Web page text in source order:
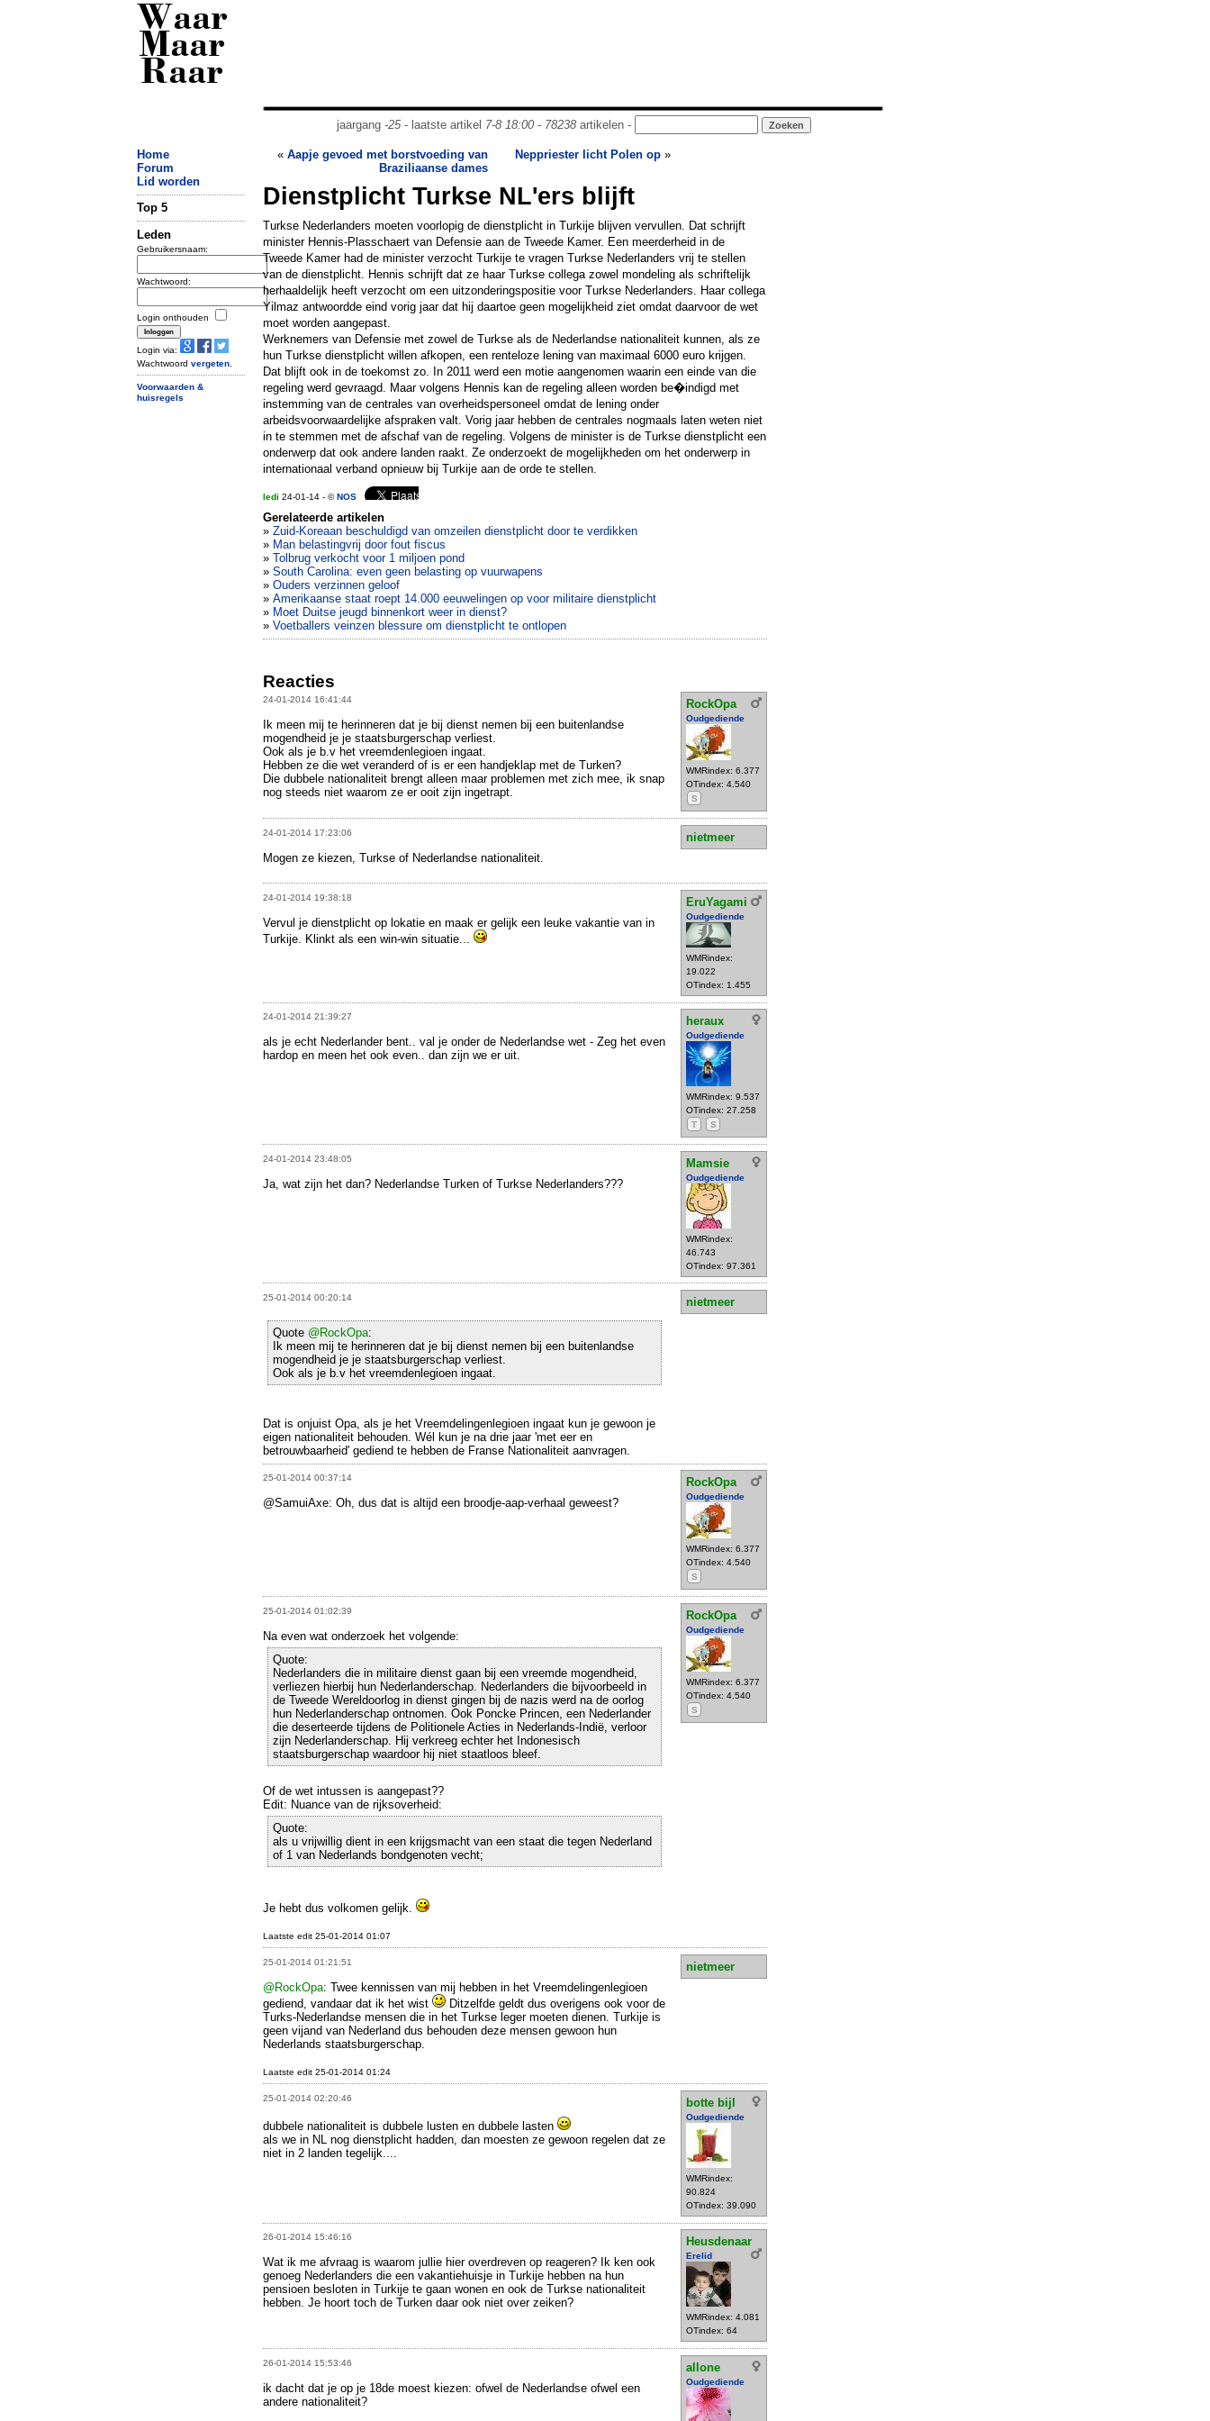
Waar
Maar
Raar
jaargang -25- laatste artikel 7-8 18:00- 78238artikelen -
Home
Forum
Lid worden
Top 5
Leden
Gebruikersnaam:
Wachtwoord:
Login onthouden
Login via:
Wachtwoord vergeten
Voorwaarden &
huisregels
« Aapje gevoed met borstvoeding van
Braziliaanse dames
Neppriester licht Polen op »
Dienstplicht Turkse NL'ers blijft
Turkse Nederlanders moeten voorlopig de dienstplicht in Turkije blijven vervullen. Dat schrijft
minister Hennis-Plasschaert van Defensie aan de Tweede Kamer. Een meerderheid in de
Tweede Kamer had de minister verzocht Turkije te vragen Turkse Nederlanders vrij te stellen
van de dienstplicht. Hennis schrijft dat ze haar Turkse collega zowel mondeling als schriftelijk
herhaaldelijk heeft verzocht om een uitzonderingspositie voor Turkse Nederlanders. Haar collega
Yilmaz antwoordde eind vorig jaar dat hij daartoe geen mogelijkheid ziet omdat daarvoor de wet
moet worden aangepast.
Werknemers van Defensie met zowel de Turkse als de Nederlandse nationaliteit kunnen, als ze
hun Turkse dienstplicht willen afkopen, een renteloze lening van maximaal 6000 euro krijgen.
Dat blijft ook in de toekomst zo. In 2011 werd een motie aangenomen waarin een einde van die
regeling werd gevraagd. Maar volgens Hennis kan de regeling alleen worden be�indigd met
instemming van de centrales van overheidspersoneel omdat de lening onder
arbeidsvoorwaardelijke afspraken valt. Vorig jaar hebben de centrales nogmaals laten weten niet
in te stemmen met de afschaf van de regeling. Volgens de minister is de Turkse dienstplicht een
onderwerp dat ook andere landen raakt. Ze onderzoekt de mogelijkheden om het onderwerp in
internationaal verband opnieuw bij Turkije aan de orde te stellen.
ledi 24-01-14 - ©NOS
Gerelateerde artikelen
» Zuid-Koreaan beschuldigd van omzeilen dienstplicht door te verdikken
» Man belastingvrij door fout fiscus
» Tolbrug verkocht voor 1 miljoen pond
» South Carolina: even geen belasting op vuurwapens
» Ouders verzinnen geloof
» Amerikaanse staat roept 14.000 eeuwelingen op voor militaire dienstplicht
» Moet Duitse jeugd binnenkort weer in dienst?
» Voetballers veinzen blessure om dienstplicht te ontlopen
Reacties
24-01-2014 16:41:44 RockOpa
Oudgediende
WMRindex: 6.377
OTindex: 4.540
S
Ik meen mij te herinneren dat je bij dienst nemen bij een buitenlandse
mogendheid je je staatsburgerschap verliest.
Ook als je b.v het vreemdenlegioen ingaat.
Hebben ze die wet veranderd of is er een handjeklap met de Turken?
Die dubbele nationaliteit brengt alleen maar problemen met zich mee, ik snap
nog steeds niet waarom ze er ooit zijn ingetrapt.
24-01-2014 17:23:06
nietmeer
Mogen ze kiezen, Turkse of Nederlandse nationaliteit.
24-01-2014 19:38:18 EruYagami
Oudgediende
WMRindex:
19.022
OTindex: 1.455
Vervul je dienstplicht op lokatie en maak er gelijk een leuke vakantie van in
Turkije. Klinkt als een win-win situatie...
24-01-2014 21:39:27 heraux
Oudgediende
WMRindex: 9.537
OTindex: 27.258
T
S
als je echt Nederlander bent.. val je onder de Nederlandse wet - Zeg het even
hardop en meen het ook even.. dan zijn we er uit.
24-01-2014 23:48:05 Mamsie
Oudgediende
WMRindex:
46.743
OTindex: 97.361
Ja, wat zijn het dan? Nederlandse Turken of Turkse Nederlanders???
25-01-2014 00:20:14 nietmeer
Quote @RockOpa:
Ik meen mij te herinneren dat je bij dienst nemen bij een buitenlandse
mogendheid je je staatsburgerschap verliest.
Ook als je b.v het vreemdenlegioen ingaat.
Dat is onjuist Opa, als je het Vreemdelingenlegioen ingaat kun je gewoon je
eigen nationaliteit behouden. Wél kun je na drie jaar 'met eer en
betrouwbaarheid' gediend te hebben de Franse Nationaliteit aanvragen.
25-01-2014 00:37:14 RockOpa
Oudgediende
WMRindex: 6.377
OTindex: 4.540
S
@SamuiAxe: Oh, dus dat is altijd een broodje-aap-verhaal geweest?
25-01-2014 01:02:39 RockOpa
Oudgediende
WMRindex: 6.377
OTindex: 4.540
S
Na even wat onderzoek het volgende:
Quote:
Nederlanders die in militaire dienst gaan bij een vreemde mogendheid,
verliezen hierbij hun Nederlanderschap. Nederlanders die bijvoorbeeld in
de Tweede Wereldoorlog in dienst gingen bij de nazis werd na de oorlog
hun Nederlanderschap ontnomen. Ook Poncke Princen, een Nederlander
die deserteerde tijdens de Politionele Acties in Nederlands-Indië, verloor
zijn Nederlanderschap. Hij verkreeg echter het Indonesisch
staatsburgerschap waardoor hij niet staatloos bleef.
Of de wet intussen is aangepast??
Edit: Nuance van de rijksoverheid:
Quote:
als u vrijwillig dient in een krijgsmacht van een staat die tegen Nederland
of 1 van Nederlands bondgenoten vecht;
Je hebt dus volkomen gelijk.
Laatste edit 25-01-2014 01:07
25-01-2014 01:21:51
nietmeer
@RockOpa: Twee kennissen van mij hebben in het Vreemdelingenlegioen
gediend, vandaar dat ik het wist
Ditzelfde geldt dus overigens ook voor de
Turks-Nederlandse mensen die in het Turkse leger moeten dienen. Turkije is
geen vijand van Nederland dus behouden deze mensen gewoon hun
Nederlands staatsburgerschap.
Laatste edit 25-01-2014 01:24
25-01-2014 02:20:46 botte bijl
Oudgediende
WMRindex:
90.824
OTindex: 39.090
dubbele nationaliteit is dubbele lusten en dubbele lasten
als we in NL nog dienstplicht hadden, dan moesten ze gewoon regelen dat ze
niet in 2 landen tegelijk....
26-01-2014 15:46:16 Heusdenaar
Erelid
WMRindex: 4.081
OTindex: 64
Wat ik me afvraag is waarom jullie hier overdreven op reageren? Ik ken ook
genoeg Nederlanders die een vakantiehuisje in Turkije hebben na hun
pensioen besloten in Turkije te gaan wonen en ook de Turkse nationaliteit
hebben. Je hoort toch de Turken daar ook niet over zeiken?
26-01-2014 15:53:46 allone
Oudgediende
ik dacht dat je op je 18de moest kiezen: ofwel de Nederlandse ofwel een
andere nationaliteit?